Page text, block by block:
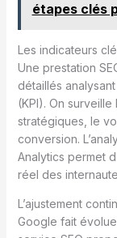
étapes clés
Les indicateurs
Une prestation
détaillés
(KPI). On
stratégiques, le
conversion.
Analytics permet
réel des
L’ajustement
Google fait